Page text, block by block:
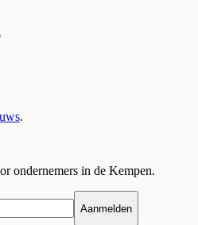
.
ondernemers in de Kempen.
Aanmelden